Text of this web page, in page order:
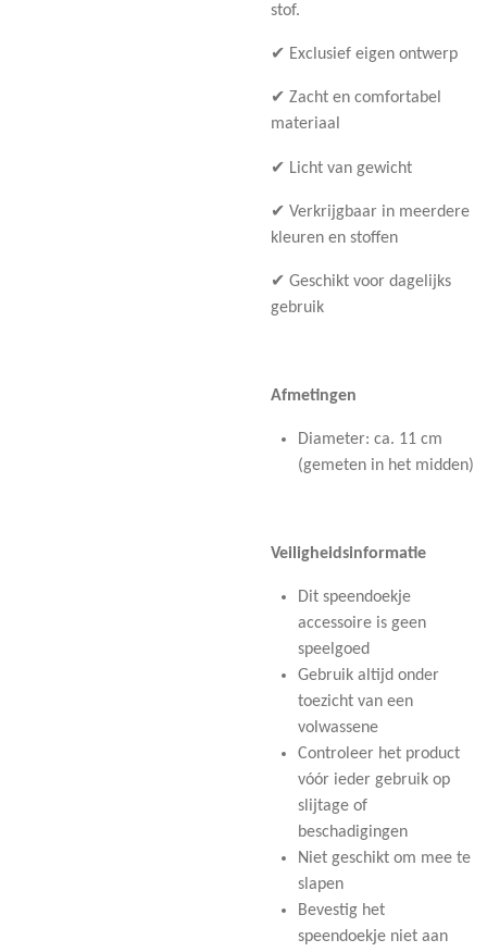
stof.
✔ Exclusief eigen ontwerp
✔ Zacht en comfortabel
materiaal
✔ Licht van gewicht
✔ Verkrijgbaar in meerdere
kleuren en stoffen
✔ Geschikt voor dagelijks
gebruik
Afmetingen
Diameter: ca. 11 cm
(gemeten in het midden)
Veiligheidsinformatie
Dit speendoekje
accessoire is geen
speelgoed
Gebruik altijd onder
toezicht van een
volwassene
Controleer het product
vóór ieder gebruik op
slijtage of
beschadigingen
Niet geschikt om mee te
slapen
Bevestig het
speendoekje niet aan